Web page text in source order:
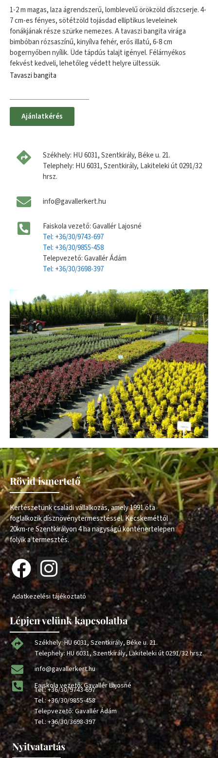
1-2 m magas, laza ágrendszerű, lomblevelű örökzöld díszcserje. 4-
7 cm-es fényes, sötétzöld tojásdad elliptikus leveleinek
fonákjának része szürke nemezes. A tavaszi bangita virága
bimbóban rózsaszínű, kinyílva fehér, erős illatú, 6-8 cm
bogernyőben nyílik. Üde tápdús talajt igényel. Félárnyékos
fekvést kedveli, lehetőleg védett helyre ültessük.
Tavaszi bangita
Ajánlatkérés
Székhely: HU 6031, Szentkirály, Béke u. 21.
Telephely: HU 6031, Szentkirály, Lakiteleki út 0291/32
hrsz.
info@gavallerkert.hu
Faiskola vezető: Gavallér Lajosné
Tel: +36/30/9743-697
Tel: +36/30/9855-458
Telepvezető: Gavallér Ádám
Tel: +36/30/3698-397
Rövid ismertető
Kertészetünk családi vállalkozás, amely 1991 óta
foglalkozik dísznövénytermesztéssel. Kecskeméttől
20km-re Szentkirályon 4 ha nagyságú konténertelepen
folyik a termesztés.
Adatkezelési tájékoztató
Lépjen velünk kapcsolatba
Székhely: HU 6031, Szentkirály, Béke u. 21.
Telephely: HU 6031, Szentkirály, Lakiteleki út 0291/32 hrsz.
info@gavallerkert.hu
Faiskola vezető: Gavallér Lajosné
Tel.:+36/30/9743-697
Tel.:+36/30/9855-458
Telepvezető: Gavallér Ádám
Tel.:+36/30/3698-397
Nyitvatartás